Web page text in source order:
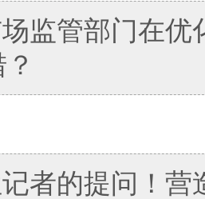
监管部门在
者的提问！